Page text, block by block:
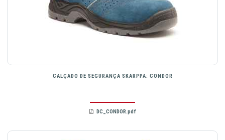
CALÇADO DE SEGURANÇA SKARPPA: CONDOR
DC_CONDOR.pdf